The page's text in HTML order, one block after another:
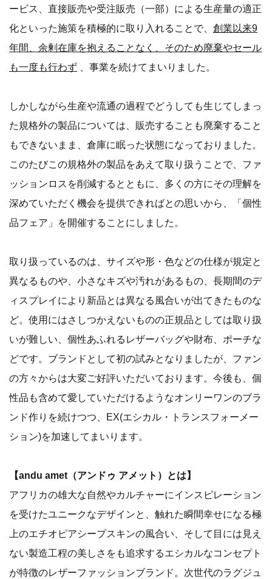
ービス、直接販売や受注販売（一部）による生産量の適正
化といった施策を積極的に取り入れることで、 創業以来9
年間、余剰在庫を抱えることなく、そのため廃棄やセール
も一度も行わず 、事業を続けてまいりました。
しかしながら生産や流通の過程でどうしても生じてしまっ
た規格外の製品については、販売することも廃棄すること
もできないまま、倉庫に眠った状態になっておりました。
このたびこの規格外の製品をあえて取り扱うことで、ファ
ッションロスを削減するとともに、多くの方にその理解を
深めていただく機会を提供できればとの思いから、「個性
品フェア」を開催することにしました。
取り扱っているのは、サイズや形・色などの仕様が規定と
異なるものや、小さなキズや汚れがあるもの、長期間のデ
ィスプレイにより新品とは異なる風合いが出てきたものな
ど。使用にはさしつかえないものの正規品としては取り扱
いが難しい、個性あふれるレザーバッグや財布、ポーチな
どです。ブランドとして初の試みとなりましたが、ファン
の方々からは大変ご好評いただいております。今後も、個
性品も含めて愛していただけるようなオンリーワンのブラ
ンド作りを続けつつ、EX(エシカル・トランスフォーメー
ション)を加速してまいります。
【andu amet（アンドゥ アメット）とは】
アフリカの雄大な自然やカルチャーにインスピレーション
を受けたユニークなデザインと、触れた瞬間幸せになる極
上のエチオピアシープスキンの風合い、そして目には見え
ない製造工程の美しさをも追求するエシカルなコンセプト
が特徴のレザーファッションブランド。次世代のラグジュ